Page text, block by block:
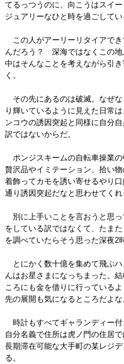
てるっつうのに、向こうはスイ
ジュアリーなひと時を過ごしてい
この人がアーリーリタイアでき
んだろう？ 深海ではなくこの地
中はそんなことを考えながら引
く。
その先にあるのは破滅。なぜな
り輝いているように見えた日常
ンコウの誘因突起と同様に自分
訳ではないからだ。
ポンジスキームの自転車操業の
贅沢品やイミテーション、拾い
着飾ってカモを誘い寄せるやり
通り誘因突起だなと思わせてくれ
別に上手いことを言おうと思っ
をしている訳ではなくて、たま
を調べていたらそう思った深夜2
とにかく数十億を集めて飛ぶハ
んはお星さまになっちまった。
ころにも金を借りに行っている
先の展開も気になるところだよな
時計もすべてギャランディー付
自分名義で住所は虎ノ門の住居
長期滞在可能な大手町の某レジ
る。